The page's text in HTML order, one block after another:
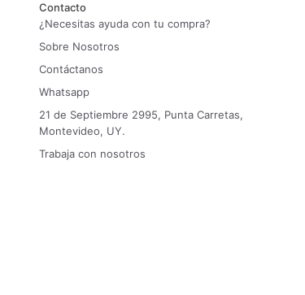
Contacto
¿Necesitas ayuda con tu compra?
Sobre Nosotros
Contáctanos
Whatsapp
21 de Septiembre 2995, Punta Carretas,
Montevideo, UY.
Trabaja con nosotros